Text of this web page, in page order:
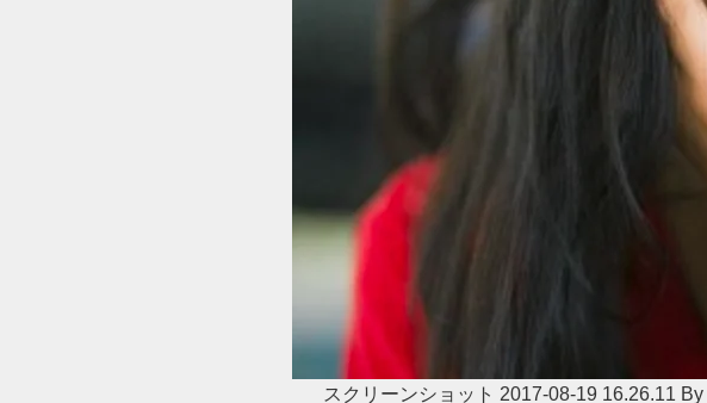
スクリーンショット 2017-08-19 16.26.11 By